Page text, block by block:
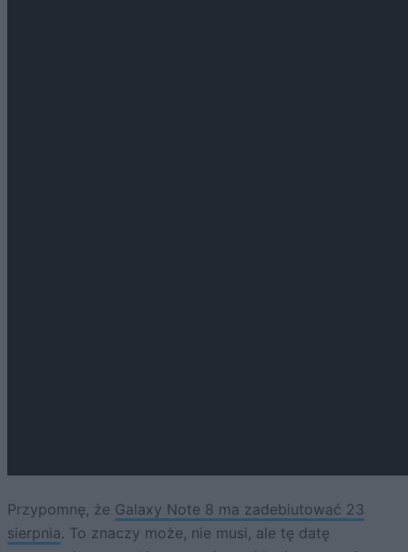
Przypomnę, że Galaxy Note 8 ma zadebiutować 23
sierpnia. To znaczy może, nie musi, ale tę datę